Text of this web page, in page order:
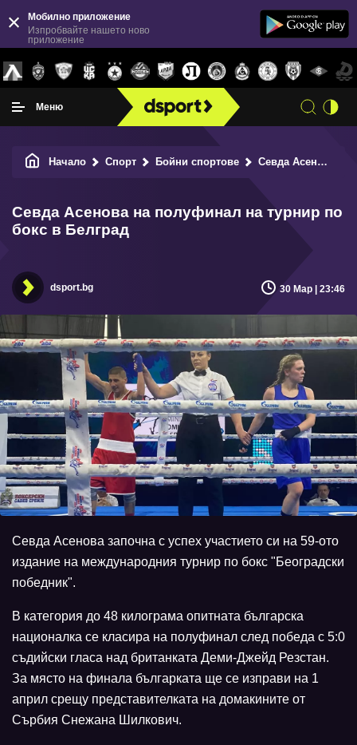
Мобилно приложение
Изпробвайте нашето ново
приложение
Меню
Начало Спорт Бойни спортове Севда Асенова на полуфинал на турнир по бокс в Белград
Севда Асенова на полуфинал на турнир по
бокс в Белград
dsport.bg 30 Мар | 23:46
Севда Асенова започна с успех участието си на 59-ото
издание на международния турнир по бокс "Београдски
победник".
В категория до 48 килограма опитната българска
националка се класира на полуфинал след победа с 5:0
съдийски гласа над британката Деми-Джейд Резстан.
За място на финала българката ще се изправи на 1
април срещу представителката на домакините от
Сърбия Снежана Шилкович.